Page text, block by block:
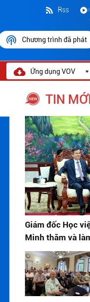
Rss
Chương trình đã phát
Ứng dụng VOV
TIN
Giám đốc Học
Minh thăm và